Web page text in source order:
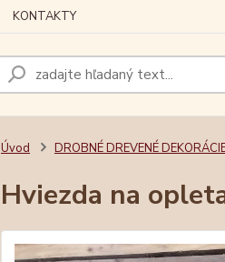
KONTAKTY
Úvod DROBNÉ DREVENÉ
Hviezda na